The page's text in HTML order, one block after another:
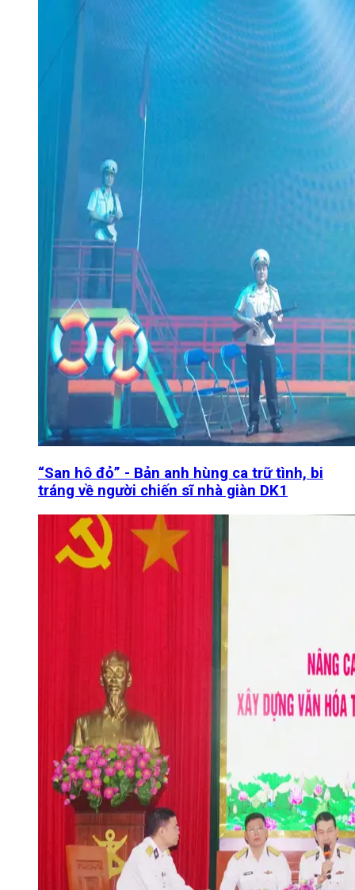
“San hô đỏ” - Bản anh hùng ca trữ tình, bi
tráng về người chiến sĩ nhà giàn DK1